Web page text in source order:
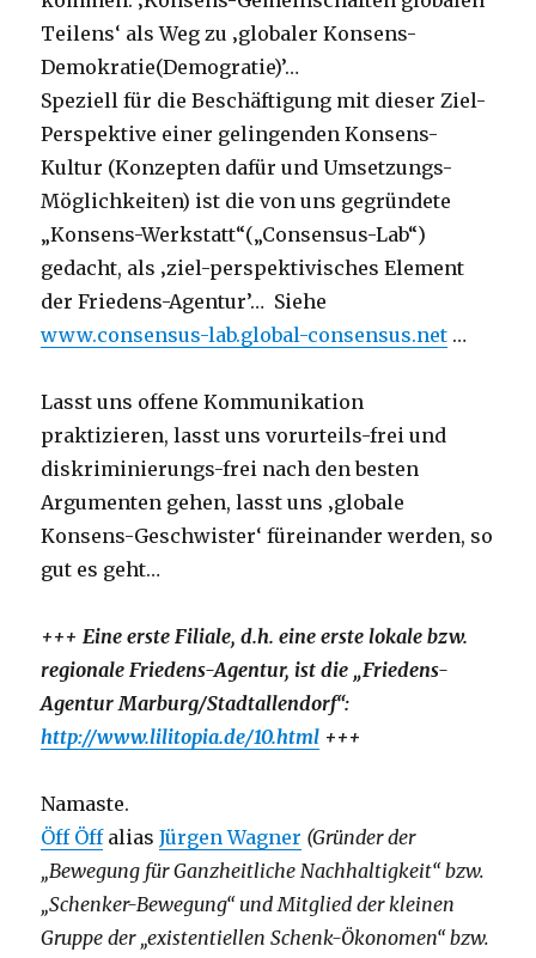
Teilens‘ als Weg zu ‚globaler Konsens-
Demokratie(Demogratie)’…
Speziell für die Beschäftigung mit dieser Ziel-
Perspektive einer gelingenden Konsens-
Kultur (Konzepten dafür und Umsetzungs-
Möglichkeiten) ist die von uns gegründete
„Konsens-Werkstatt“(„Consensus-Lab“)
gedacht, als ‚ziel-perspektivisches Element
der Friedens-Agentur’… Siehe
www.consensus-lab.global-consensus.net …
Lasst uns offene Kommunikation
praktizieren, lasst uns vorurteils-frei und
diskriminierungs-frei nach den besten
Argumenten gehen, lasst uns ‚globale
Konsens-Geschwister‘ füreinander werden, so
gut es geht…
+++ Eine erste Filiale, d.h. eine erste lokale bzw.
regionale Friedens-Agentur, ist die „Friedens-
Agentur Marburg/Stadtallendorf“:
http://www.lilitopia.de/10.html +++
Namaste.
Öff ÖffaliasJürgen Wagner (Gründer der
„Bewegung für Ganzheitliche Nachhaltigkeit“ bzw.
„Schenker-Bewegung“ und Mitglied der kleinen
Gruppe der „existentiellen Schenk-Ökonomen“ bzw.